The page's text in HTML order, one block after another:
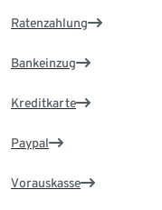
Ratenzahlung
Bankeinzug
Kreditkarte
Paypal
Vorauskasse